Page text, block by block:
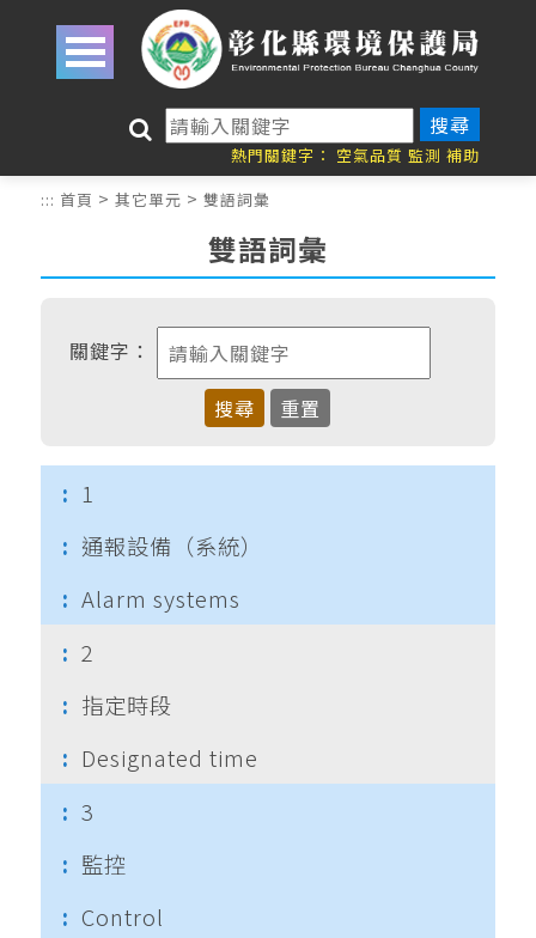
跳到主要內容區塊
關
鍵
字
搜
熱門關鍵字： 空氣品質 監測 補助
::: 首頁 > 其它單元 > 雙語詞彙
雙語詞彙
關鍵字：
1
通報設備（系統）
Alarm systems
2
指定時段
Designated time
3
監控
Control